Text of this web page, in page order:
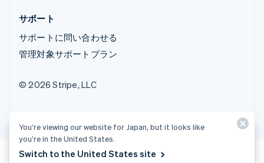
サポート
サポートに問い合わせる
管理対象サポートプラン
© 2026 Stripe, LLC
You’re viewing our website for Japan, but it looks like
you’re in the United States.
Switch to the United States site